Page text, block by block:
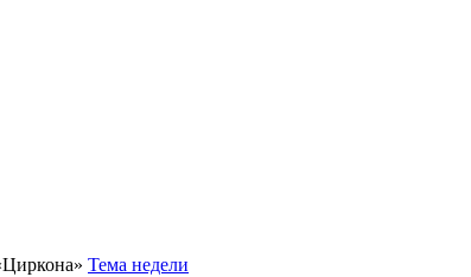
Тема недели